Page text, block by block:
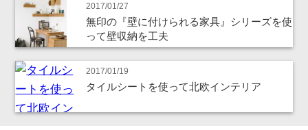
2017/01/27
無印の『壁に付けられる家具』シリーズを使
って壁収納を工夫
2017/01/19
タイルシートを使って北欧インテリア